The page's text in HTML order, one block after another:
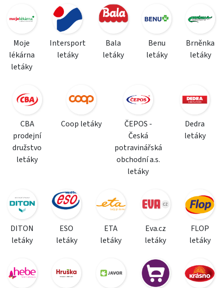
Moje
lékárna
letáky
Intersport
letáky
Bala
letáky
Benu
letáky
Brněnka
letáky
CBA
prodejní
družstvo
letáky
Coop letáky
ČEPOS -
Česká
potravinářská
obchodní a.s.
letáky
Dedra
letáky
DITON
letáky
ESO
letáky
ETA
letáky
Eva.cz
letáky
FLOP
letáky